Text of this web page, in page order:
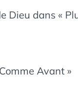
Dieu dans «
Avant »